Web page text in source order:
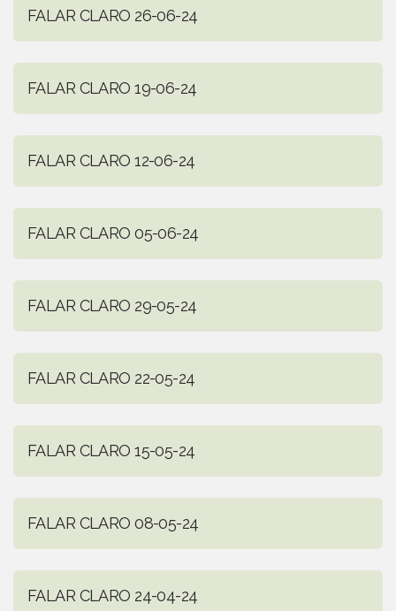
FALAR CLARO 26-06-24
FALAR CLARO 19-06-24
FALAR CLARO 12-06-24
FALAR CLARO 05-06-24
FALAR CLARO 29-05-24
FALAR CLARO 22-05-24
FALAR CLARO 15-05-24
FALAR CLARO 08-05-24
FALAR CLARO 24-04-24